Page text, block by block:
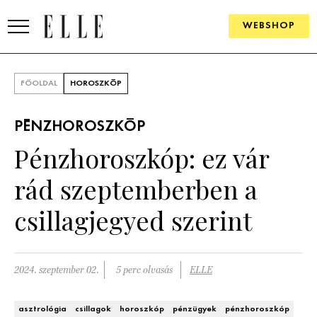
WEBSHOP
SZÉPSÉG
ÉLETMÓD
PÁRKAPCSOLAT
FŐOLDAL HOROSZKÓP
PÉNZHOROSZKÓP
Pénzhoroszkóp: ez vár
rád szeptemberben a
csillagjegyed szerint
2024. szeptember 02. 5 perc olvasás ELLE
asztrológia csillagok horoszkóp pénzügyek
pénzhoroszkóp